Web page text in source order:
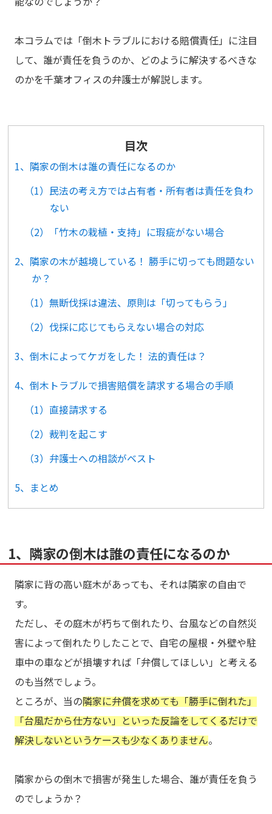
本コラムでは「倒木トラブルにおける賠償責任」に注目
して、誰が責任を負うのか、どのように解決するべきな
のかを千葉オフィスの弁護士が解説します。
目次
1、隣家の倒木は誰の責任になるのか
（1）民法の考え方では占有者・所有者は責任を負わ
ない
（2）「竹木の栽植・支持」に瑕疵がない場合
2、隣家の木が越境している！ 勝手に切っても問題ない
か？
（1）無断伐採は違法、原則は「切ってもらう」
（2）伐採に応じてもらえない場合の対応
3、倒木によってケガをした！ 法的責任は？
4、倒木トラブルで損害賠償を請求する場合の手順
（1）直接請求する
（2）裁判を起こす
（3）弁護士への相談がベスト
5、まとめ
1、隣家の倒木は誰の責任になるのか
隣家に背の高い庭木があっても、それは隣家の自由で
す。
ただし、その庭木が朽ちて倒れたり、台風などの自然災
害によって倒れたりしたことで、自宅の屋根・外壁や駐
車中の車などが損壊すれば「弁償してほしい」と考える
のも当然でしょう。
ところが、当の隣家に弁償を求めても「勝手に倒れた」
「台風だから仕方ない」といった反論をしてくるだけで
解決しないというケースも少なくありません。
隣家からの倒木で損害が発生した場合、誰が責任を負う
のでしょうか？